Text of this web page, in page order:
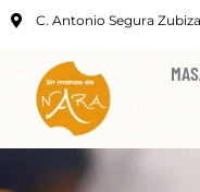
C. Antonio Segura